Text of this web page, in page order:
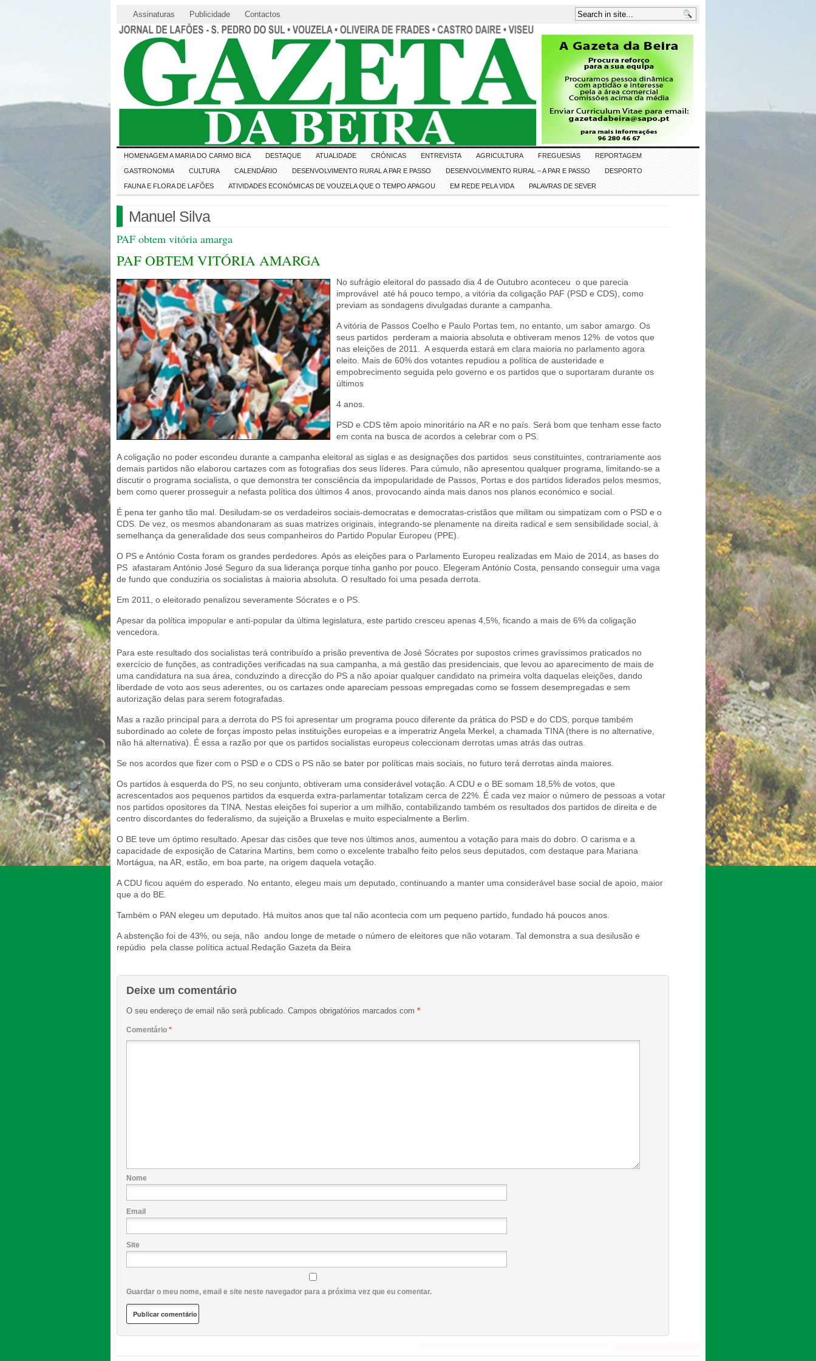
Assinaturas Publicidade Contactos
HOMENAGEM A MARIA DO CARMO BICA DESTAQUE ATUALIDADE CRÓNICAS ENTREVISTA AGRICULTURA FREGUESIAS REPORTAGEM
GASTRONOMIA CULTURA CALENDÁRIO DESENVOLVIMENTO RURAL A PAR E PASSO DESENVOLVIMENTO RURAL – A PAR E PASSO DESPORTO
FAUNA E FLORA DE LAFÕES ATIVIDADES ECONÓMICAS DE VOUZELA QUE O TEMPO APAGOU EM REDE PELA VIDA PALAVRAS DE SEVER
Manuel Silva
PAF obtem vitória amarga
PAF OBTEM VITÓRIA AMARGA
No sufrágio eleitoral do passado dia 4 de Outubro aconteceu o que parecia
improvável até há pouco tempo, a vitória da coligação PAF (PSD e CDS), como
previam as sondagens divulgadas durante a campanha.
A vitória de Passos Coelho e Paulo Portas tem, no entanto, um sabor amargo. Os
seus partidos perderam a maioria absoluta e obtiveram menos 12% de votos que
nas eleições de 2011. A esquerda estará em clara maioria no parlamento agora
eleito. Mais de 60% dos votantes repudiou a política de austeridade e
empobrecimento seguida pelo governo e os partidos que o suportaram durante os
últimos
4 anos.
PSD e CDS têm apoio minoritário na AR e no país. Será bom que tenham esse facto
em conta na busca de acordos a celebrar com o PS.
A coligação no poder escondeu durante a campanha eleitoral as siglas e as designações dos partidos seus constituintes, contrariamente aos
demais partidos não elaborou cartazes com as fotografias dos seus líderes. Para cúmulo, não apresentou qualquer programa, limitando-se a
discutir o programa socialista, o que demonstra ter consciência da impopularidade de Passos, Portas e dos partidos liderados pelos mesmos,
bem como querer prosseguir a nefasta política dos últimos 4 anos, provocando ainda mais danos nos planos económico e social.
É pena ter ganho tão mal. Desiludam-se os verdadeiros sociais-democratas e democratas-cristãos que militam ou simpatizam com o PSD e o
CDS. De vez, os mesmos abandonaram as suas matrizes originais, integrando-se plenamente na direita radical e sem sensibilidade social, à
semelhança da generalidade dos seus companheiros do Partido Popular Europeu (PPE).
O PS e António Costa foram os grandes perdedores. Após as eleições para o Parlamento Europeu realizadas em Maio de 2014, as bases do
PS afastaram António José Seguro da sua liderança porque tinha ganho por pouco. Elegeram António Costa, pensando conseguir uma vaga
de fundo que conduziria os socialistas à maioria absoluta. O resultado foi uma pesada derrota.
Em 2011, o eleitorado penalizou severamente Sócrates e o PS.
Apesar da política impopular e anti-popular da última legislatura, este partido cresceu apenas 4,5%, ficando a mais de 6% da coligação
vencedora.
Para este resultado dos socialistas terá contribuído a prisão preventiva de José Sócrates por supostos crimes gravíssimos praticados no
exercício de funções, as contradições verificadas na sua campanha, a má gestão das presidenciais, que levou ao aparecimento de mais de
uma candidatura na sua área, conduzindo a direcção do PS a não apoiar qualquer candidato na primeira volta daquelas eleições, dando
liberdade de voto aos seus aderentes, ou os cartazes onde apareciam pessoas empregadas como se fossem desempregadas e sem
autorização delas para serem fotografadas.
Mas a razão principal para a derrota do PS foi apresentar um programa pouco diferente da prática do PSD e do CDS, porque também
subordinado ao colete de forças imposto pelas instituições europeias e a imperatriz Angela Merkel, a chamada TINA (there is no alternative,
não há alternativa). É essa a razão por que os partidos socialistas europeus coleccionam derrotas umas atrás das outras.
Se nos acordos que fizer com o PSD e o CDS o PS não se bater por políticas mais sociais, no futuro terá derrotas ainda maiores.
Os partidos à esquerda do PS, no seu conjunto, obtiveram uma considerável votação. A CDU e o BE somam 18,5% de votos, que
acrescentados aos pequenos partidos da esquerda extra-parlamentar totalizam cerca de 22%. É cada vez maior o número de pessoas a votar
nos partidos opositores da TINA. Nestas eleições foi superior a um milhão, contabilizando também os resultados dos partidos de direita e de
centro discordantes do federalismo, da sujeição a Bruxelas e muito especialmente a Berlim.
O BE teve um óptimo resultado. Apesar das cisões que teve nos últimos anos, aumentou a votação para mais do dobro. O carisma e a
capacidade de exposição de Catarina Martins, bem como o excelente trabalho feito pelos seus deputados, com destaque para Mariana
Mortágua, na AR, estão, em boa parte, na origem daquela votação.
A CDU ficou aquém do esperado. No entanto, elegeu mais um deputado, continuando a manter uma considerável base social de apoio, maior
que a do BE.
Também o PAN elegeu um deputado. Há muitos anos que tal não acontecia com um pequeno partido, fundado há poucos anos.
A abstenção foi de 43%, ou seja, não andou longe de metade o número de eleitores que não votaram. Tal demonstra a sua desilusão e
repúdio pela classe política actual.Redação Gazeta da Beira
Deixe um comentário
O seu endereço de email não será publicado. Campos obrigatórios marcados com *
Comentário *
Nome
Email
Site
Guardar o meu nome, email e site neste navegador para a próxima vez que eu comentar.